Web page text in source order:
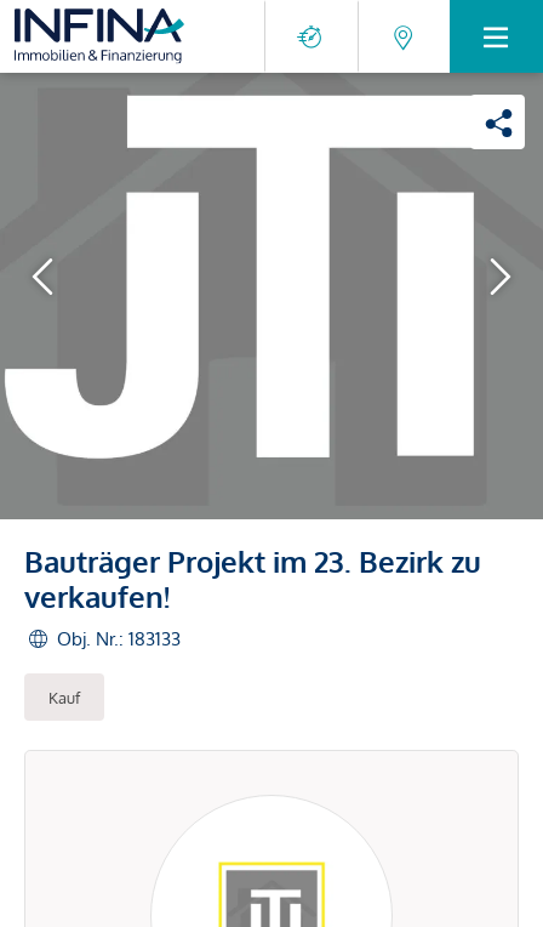
Bauträger Projekt im 23. Bezirk zu
verkaufen!
Obj. Nr.: 183133
Kauf